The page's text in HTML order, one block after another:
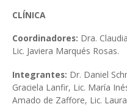
CLÍNICA
Coordinadores: Dra.
Lic. Javiera Marqués Rosas.
Integrantes: Dr. Daniel
Graciela Lanfir, Lic. María
Amado de Zaffore, Lic.